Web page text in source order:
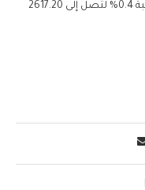
كما زادت العقود الآجلة الأمريكية للذهب بنسبة 0.4% لتصل إلى 2617.20